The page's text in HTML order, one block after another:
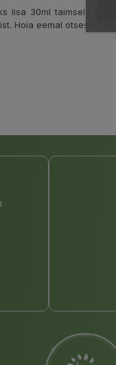
lisa 30ml taimsele
Hoia eemal otsesest